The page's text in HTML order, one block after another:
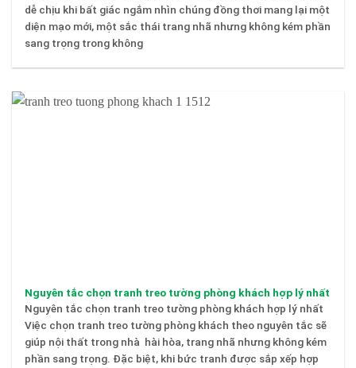
dễ chịu khi bất giác ngắm nhìn chúng đồng thơi mang lại một
diện mạo mới, một sắc thái trang nhã nhưng không kém phần
sang trọng trong không
Nguyên tắc chọn tranh treo tường phòng khách hợp lý nhất
Nguyên tắc chọn tranh treo tường phòng khách hợp lý nhất
Việc chọn tranh treo tường phòng khách theo nguyên tắc sẽ
giúp nội thất trong nhà hài hòa, trang nhã nhưng không kém
phần sang trọng. Đặc biệt, khi bức tranh được sắp xếp hợp